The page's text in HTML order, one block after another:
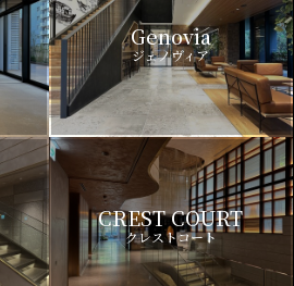
Genovia
ジェノヴィア
CREST COURT
クレストコート